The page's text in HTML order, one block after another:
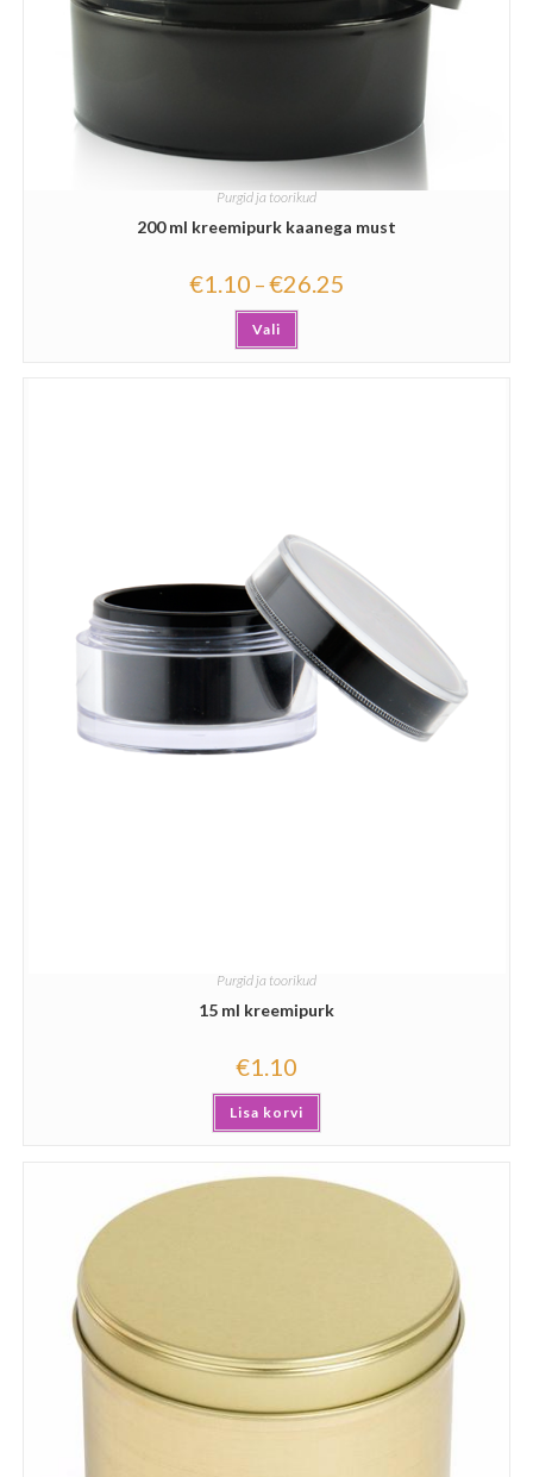
Purgid ja toorikud
200 ml kreemipurk kaanega must
€1.10 –€26.25
Vali
Purgid ja toorikud
15 ml kreemipurk
€1.10
Lisa korvi